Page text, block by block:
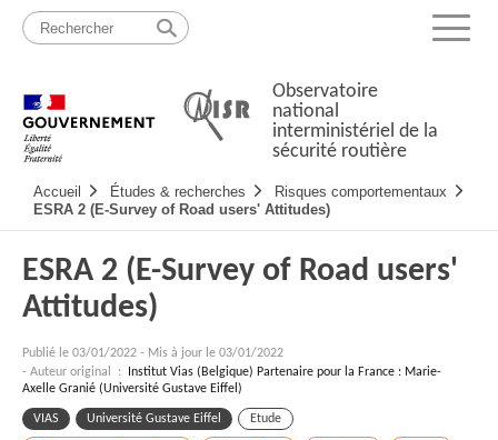
Passer
contenu
Menu
Observatoire
national
interministériel de la
sécurité routière
principale
Accueil Études & recherches
Risques comportementaux
ESRA 2 (E-Survey of Road users' Attitudes)
ESRA 2 (E-Survey of Road users'
Attitudes)
Publié le 03/01/2022 - Mis à jour le 03/01/2022
- Auteur original :
Institut Vias (Belgique) Partenaire pour la France : Marie-
Axelle Granié (Université Gustave Eiffel)
VIAS Université Gustave Eiffel Etude